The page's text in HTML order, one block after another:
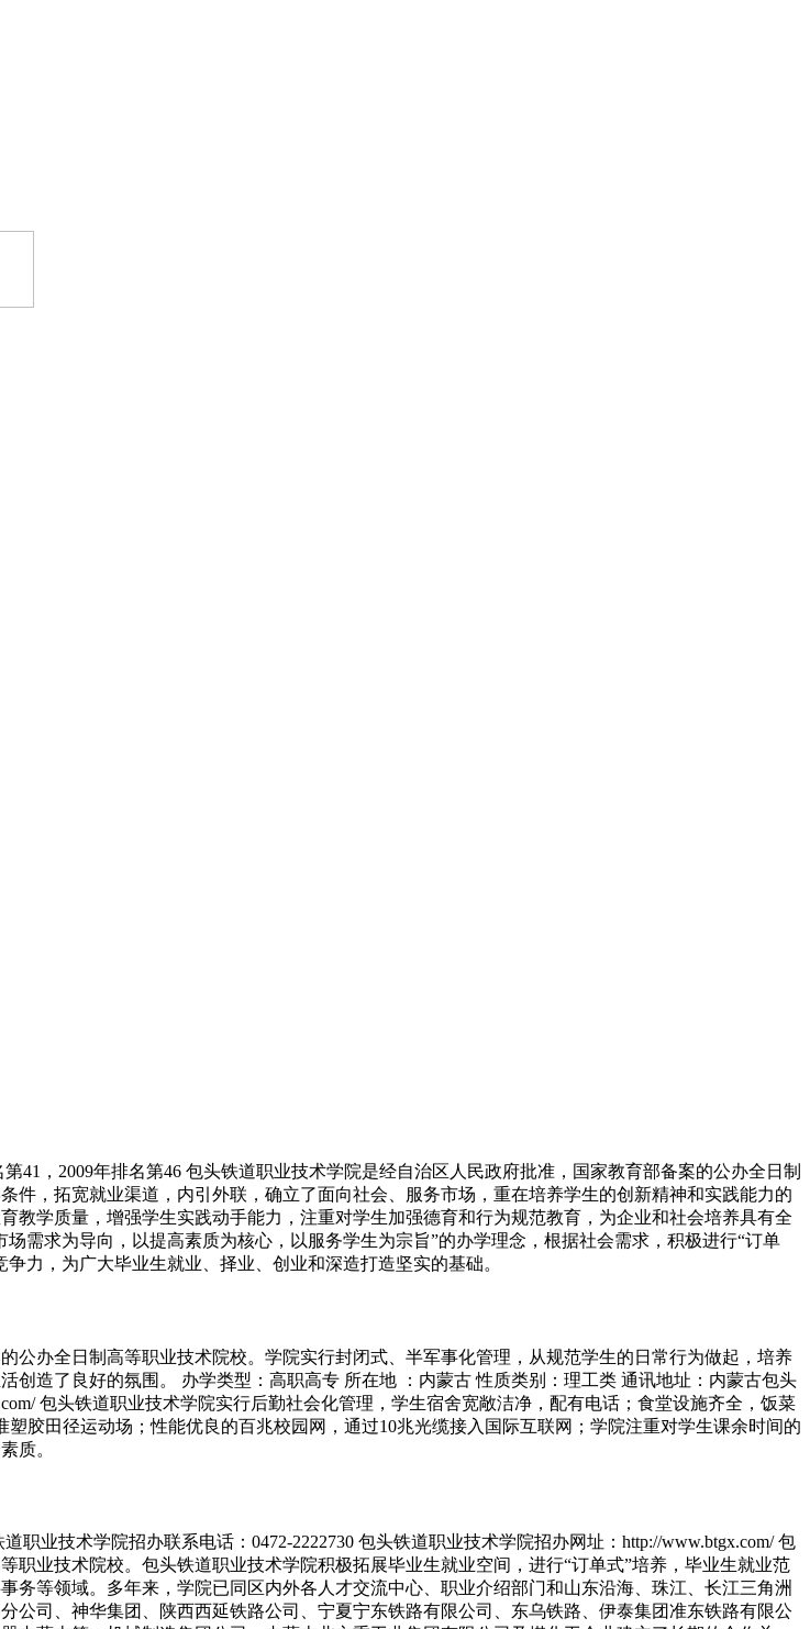
41，2009年排名第46 包头铁道职业技术学院是经自治区人民政府批准，国家教育部备案的公办全日制
，拓宽就业渠道，内引外联，确立了面向社会、服务市场，重在培养学生的创新精神和实践能力的
教学质量，增强学生实践动手能力，注重对学生加强德育和行为规范教育，为企业和社会培养具有全
需求为导向，以提高素质为核心，以服务学生为宗旨”的办学理念，根据社会需求，积极进行“订单
力，为广大毕业生就业、择业、创业和深造打造坚实的基础。
公办全日制高等职业技术院校。学院实行封闭式、半军事化管理，从规范学生的日常行为做起，培养
造了良好的氛围。 办学类型：高职高专 所在地 ：内蒙古 性质类别：理工类 通讯地址：内蒙古包头
包头铁道职业技术学院实行后勤社会化管理，学生宿舍宽敞洁净，配有电话；食堂设施齐全，饭菜
胶田径运动场；性能优良的百兆校园网，通过10兆光缆接入国际互联网；学院注重对学生课余时间的
质。
业技术学院招办联系电话：0472-2222730 包头铁道职业技术学院招办网址：http://www.btgx.com/ 包
业技术院校。包头铁道职业技术学院积极拓展毕业生就业空间，进行“订单式”培养，毕业生就业范
务等领域。多年来，学院已同区内外各人才交流中心、职业介绍部门和山东沿海、珠江、长江三角洲
公司、神华集团、陕西西延铁路公司、宁夏宁东铁路有限公司、东乌铁路、伊泰集团准东铁路有限公